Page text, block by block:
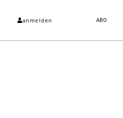
anmelden ABO